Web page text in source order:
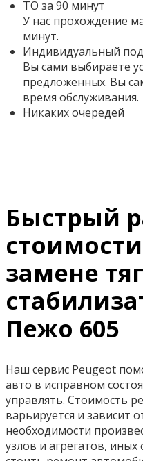
ТО за 90 минут
У нас прохождение
минут.
Индивидуальный
Вы сами выбираете
предложенных. Вы
время обслуживания.
Никаких очередей
Быстрый
замене
Пежо 605
Наш сервис Peugeot
авто в исправном
управлять. Стоимость
варьируется и зависит
необходимости
узлов и агрегатов,